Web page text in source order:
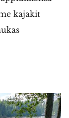
kajakit